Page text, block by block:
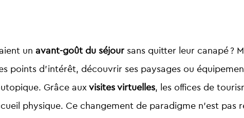
un avant-goût du séjour sans quitter leur canapé ?
points d’intérêt, découvrir ses paysages ou
Grâce auxvisites virtuelles, les offices de
physique. Ce changement de paradigme n’est